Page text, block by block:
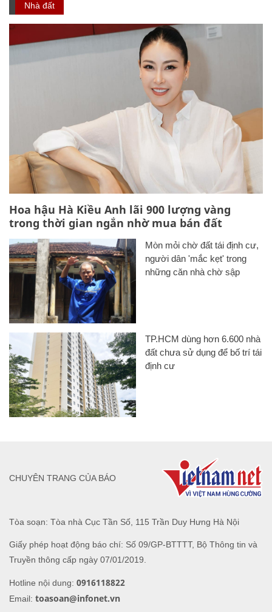
Nhà đất
Hoa hậu Hà Kiều Anh lãi 900 lượng vàng
trong thời gian ngắn nhờ mua bán đất
Mòn mỏi chờ đất tái định cư,
người dân 'mắc kẹt' trong
những căn nhà chờ sập
TP.HCM dùng hơn 6.600 nhà
đất chưa sử dụng để bố trí tái
định cư
Tòa soạn: Tòa nhà Cục Tần Số, 115 Trần Duy Hưng Hà Nội
Giấy phép hoạt động báo chí: Số 09/GP-BTTTT, Bộ Thông tin và
Truyền thông cấp ngày 07/01/2019.
Hotline nội dung: 0916118822
Email: toasoan@infonet.vn
CHUYÊN TRANG CỦA BÁO